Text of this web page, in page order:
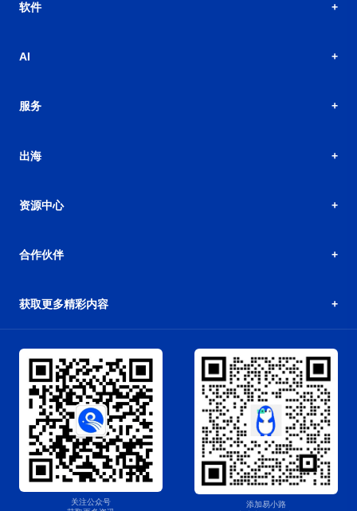
软件
AI
服务
出海
资源中心
合作伙伴
获取更多精彩内容
关注公众号
添加易小路